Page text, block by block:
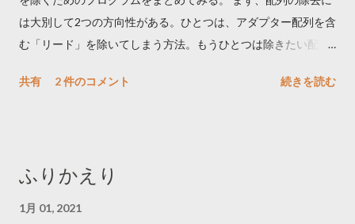
は大別して2つの方向性がある。ひとつは、アダプター配列を含
む「リード」を除いてしまう方法。もうひとつは除きたい配列
が増えるメリットが、綺麗に除ききれない場合は、ゲノムへの
end を考慮するものなどもある。アダプター/プライマー配列の
共有 2 件のコメント 続きを読む
ふりかえり
1月 01, 2021